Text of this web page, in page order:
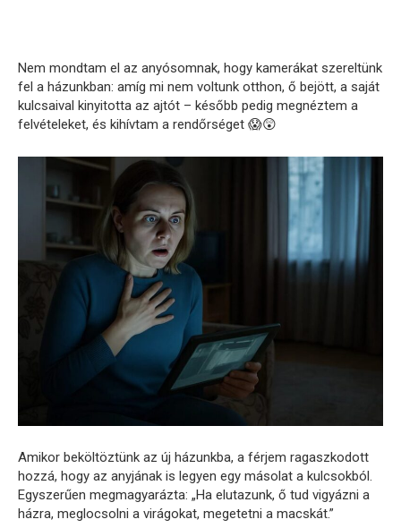
Nem mondtam el az anyósomnak, hogy kamerákat szereltünk
fel a házunkban: amíg mi nem voltunk otthon, ő bejött, a saját
kulcsaival kinyitotta az ajtót – később pedig megnéztem a
felvételeket, és kihívtam a rendőrséget 😱😲
Amikor beköltöztünk az új házunkba, a férjem ragaszkodott
hozzá, hogy az anyjának is legyen egy másolat a kulcsokból.
Egyszerűen megmagyarázta: „Ha elutazunk, ő tud vigyázni a
házra, meglocsolni a virágokat, megetetni a macskát.”